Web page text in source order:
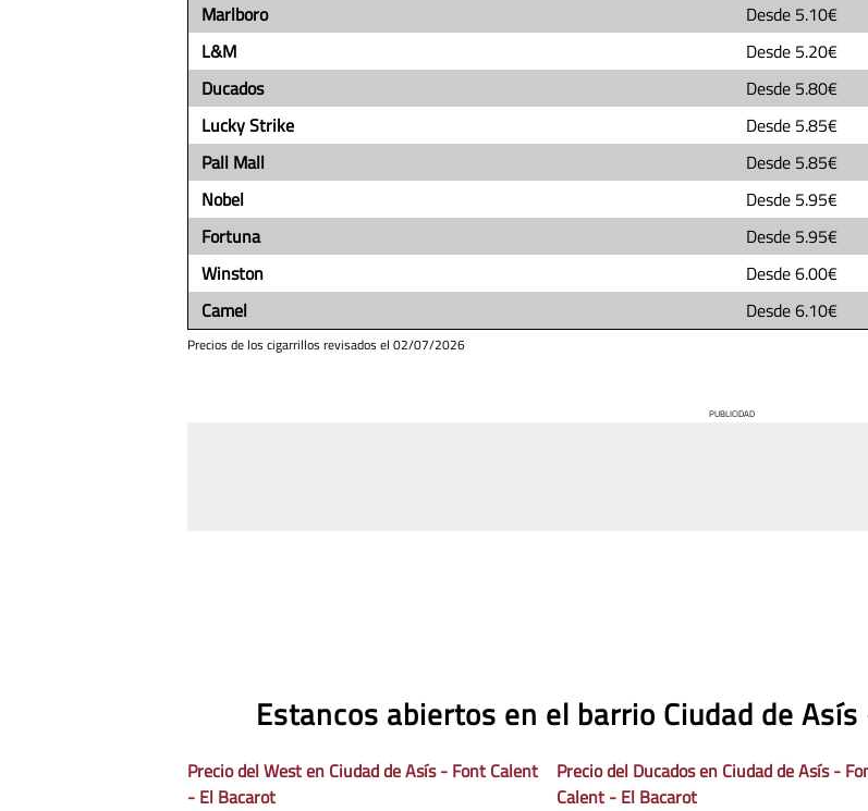
Marlboro
Desde 5.10€
L&M
Desde 5.20€
Ducados
Desde 5.80€
Lucky Strike
Desde 5.85€
Pall Mall
Desde 5.85€
Nobel
Desde 5.95€
Fortuna
Desde 5.95€
Winston
Desde6.00€
Camel
Desde6.10€
Precios de los cigarrillos revisados el 02/07/2026
PUBLICIDAD
Estancos abiertos en el barrio Ciudad de
Precio del West en Ciudad de Asís - Font Calent
- El Bacarot
Precio del Ducados en Ciudad de Asís -
Calent - El Bacarot